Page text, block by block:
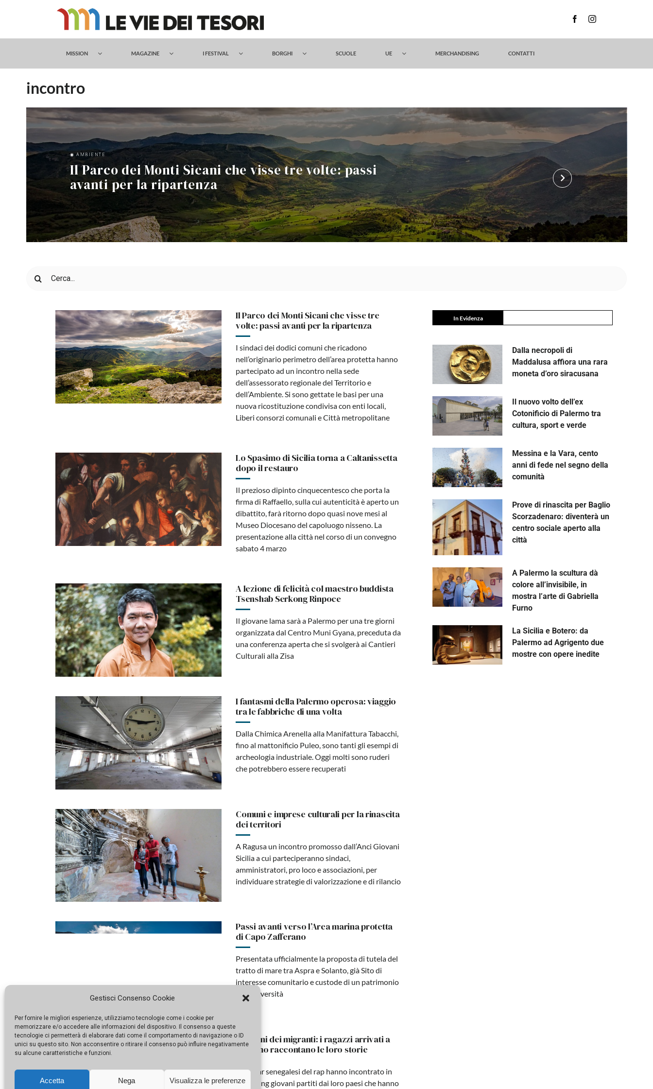
Gestisci Consenso Cookie
Per fornire le migliori esperienze, utilizziamo tecnologie come i cookie per
memorizzare e/o accedere alle informazioni del dispositivo. Il consenso a queste
tecnologie ci permetterà di elaborare dati come il comportamento di navigazione o ID
unici su questo sito. Non acconsentire o ritirare il consenso può influire negativamente
su alcune caratteristiche e funzioni.
Accetta Nega Visualizza le preferenze
MISSION MAGAZINE I FESTIVAL BORGHI SCUOLE UE MERCHANDISING CONTATTI
incontro
◉ AMBIENTE
Il Parco dei Monti Sicani che visse tre volte: passi
avanti per la ripartenza
keyboard_arrow_right
per:
Il Parco dei Monti Sicani che visse tre
volte: passi avanti per la ripartenza
I sindaci dei dodici comuni che ricadono
nell’originario perimetro dell’area protetta hanno
partecipato ad un incontro nella sede
dell’assessorato regionale del Territorio e
dell’Ambiente. Si sono gettate le basi per una
nuova ricostituzione condivisa con enti locali,
Liberi consorzi comunali e Città metropolitane
Lo Spasimo di Sicilia torna a Caltanissetta
dopo il restauro
Il prezioso dipinto cinquecentesco che porta la
firma di Raffaello, sulla cui autenticità è aperto un
dibattito, farà ritorno dopo quasi nove mesi al
Museo Diocesano del capoluogo nisseno. La
presentazione alla città nel corso di un convegno
sabato 4 marzo
A lezione di felicità col maestro buddista
Tsenshab Serkong Rinpoce
Il giovane lama sarà a Palermo per una tre giorni
organizzata dal Centro Muni Gyana, preceduta da
una conferenza aperta che si svolgerà ai Cantieri
Culturali alla Zisa
I fantasmi della Palermo operosa: viaggio
tra le fabbriche di una volta
Dalla Chimica Arenella alla Manifattura Tabacchi,
fino al mattonificio Puleo, sono tanti gli esempi di
archeologia industriale. Oggi molti sono ruderi
che potrebbero essere recuperati
Comuni e imprese culturali per la rinascita
dei territori
A Ragusa un incontro promosso dall’Anci Giovani
Sicilia a cui parteciperanno sindaci,
amministratori, pro loco e associazioni, per
individuare strategie di valorizzazione e di rilancio
Passi avanti verso l’Area marina protetta
di Capo Zafferano
Presentata ufficialmente la proposta di tutela del
tratto di mare tra Aspra e Solanto, già Sito di
interesse comunitario e custode di un patrimonio
di biodiversità
Palermo ricorda Sofonisba, la dama
pittrice che stregò Van Dyck
In occasione dell’anniversario della morte, nella
chiesa di San Giorgio dei Genovesi, dove è
In Evidenza
Dalla necropoli di
Maddalusa affiora una rara
moneta d’oro siracusana
Il nuovo volto dell’ex
Cotonificio di Palermo tra
cultura, sport e verde
Messina e la Vara, cento
anni di fede nel segno della
comunità
Prove di rinascita per Baglio
Scorzadenaro: diventerà un
centro sociale aperto alla
città
A Palermo la scultura dà
colore all’invisibile, in
mostra l’arte di Gabriella
Furno
La Sicilia e Botero: da
Palermo ad Agrigento due
mostre con opere inedite